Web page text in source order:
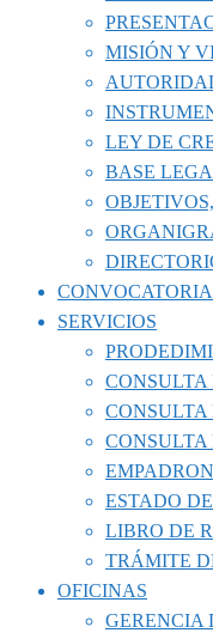
MISIÓN Y
LEY DE
BASE
SERVICIOS
CONSULTA
ESTADO
LIBRO DE
TRÁMITE
OFICINAS
GERENCIA